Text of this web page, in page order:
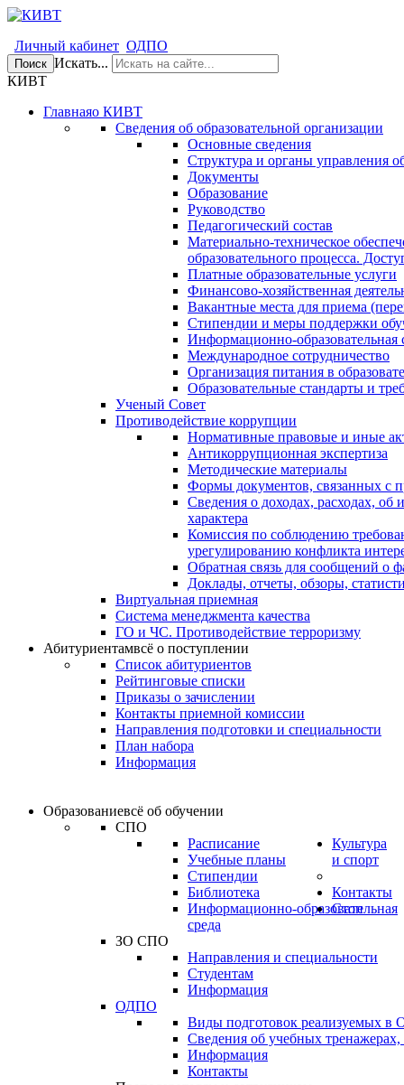
Личный кабинет ОДПО
Поиск Искать...
КИВТ
Главнаяо КИВТ
Сведения об образовательной организации
Основные сведения
Структура и органы управления
Документы
Образование
Руководство
Педагогический состав
Материально-техническое
образовательного процесса.
Платные образовательные услуги
Финансово-хозяйственная
Вакантные места для приема
Стипендии и меры поддержки
Информационно-образовательная
Международное сотрудничество
Организация питания в
Образовательные стандарты и
Ученый Совет
Противодействие коррупции
Нормативные правовые и иные
Антикоррупционная экспертиза
Методические материалы
Формы документов, связанных с
Сведения о доходах, расходах, об
характера
Комиссия по соблюдению
урегулированию конфликта
Обратная связь для сообщений о
Доклады, отчеты, обзоры,
Виртуальная приемная
Система менеджмента качества
ГО и ЧС. Противодействие терроризму
Абитуриентамвсё о поступлении
Список абитуриентов
Рейтинговые списки
Приказы о зачислении
Контакты приемной комиссии
Направления подготовки и специальности
План набора
Информация
Образованиевсё об обучении
СПО
Расписание
Учебные планы
Стипендии
Библиотека
Информационно-образовательная
среда
ЗО СПО
Направления и специальности
Студентам
Информация
ОДПО
Виды подготовок реализуемых
Сведения об учебных тренажерах,
Информация
Контакты
Культура
и спорт
Контакты
Стоп